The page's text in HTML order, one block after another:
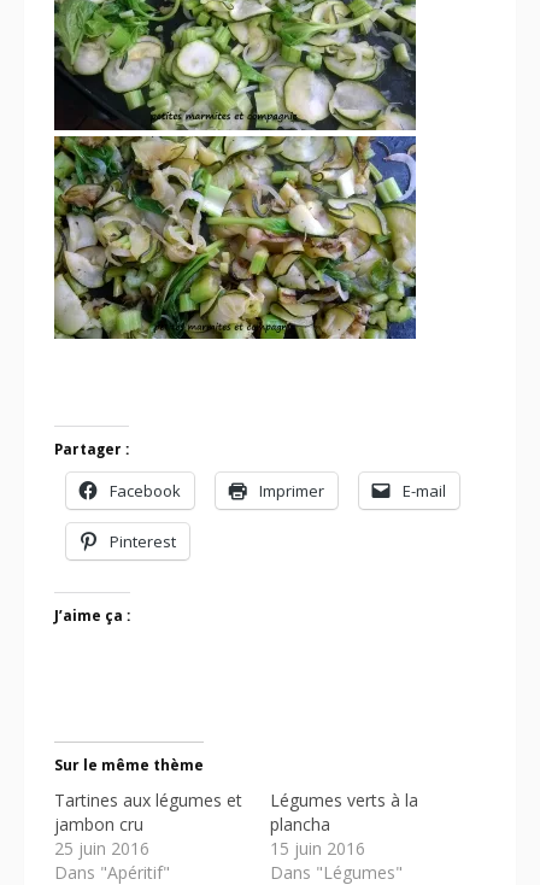
Partager :
Facebook Imprimer E-mail
Pinterest
J’aime ça :
Sur le même thème
Tartines aux légumes et
jambon cru
25 juin 2016
Dans "Apéritif"
Légumes verts à la
plancha
15 juin 2016
Dans "Légumes"